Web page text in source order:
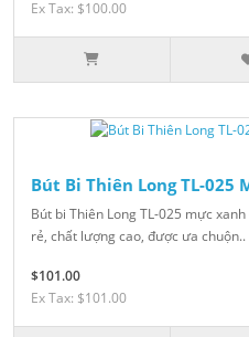
Ex Tax: $100.00
Bút Bi Thiên Long TL-025
Bút bi Thiên Long TL-025 mực
rẻ, chất lượng cao, được ưa chuộn..
$101.00
Ex Tax: $101.00